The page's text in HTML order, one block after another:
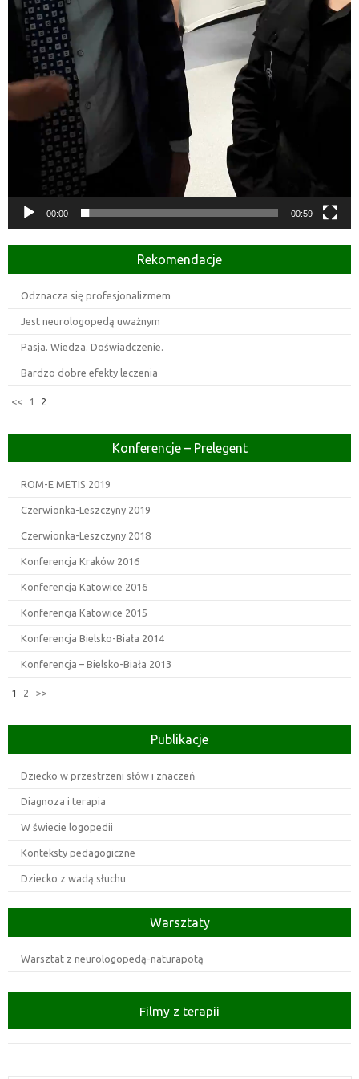
00:00 00:59
Rekomendacje
Odznacza się profesjonalizmem
Jest neurologopedą uważnym
Pasja. Wiedza. Doświadczenie.
Bardzo dobre efekty leczenia
<< 1 2
Konferencje – Prelegent
ROM-E METIS 2019
Czerwionka-Leszczyny 2019
Czerwionka-Leszczyny 2018
Konferencja Kraków 2016
Konferencja Katowice 2016
Konferencja Katowice 2015
Konferencja Bielsko-Biała 2014
Konferencja – Bielsko-Biała 2013
1 2 >>
Publikacje
Dziecko w przestrzeni słów i znaczeń
Diagnoza i terapia
W świecie logopedii
Konteksty pedagogiczne
Dziecko z wadą słuchu
Warsztaty
Warsztat z neurologopedą-naturapotą
Filmy z terapii